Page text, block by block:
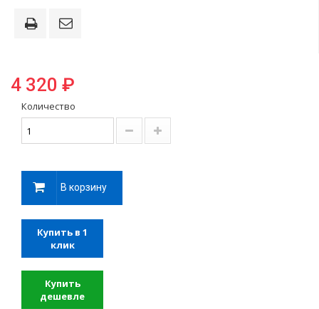
4 320 ₽
Количество
В корзину
Купить в 1
клик
Купить
дешевле